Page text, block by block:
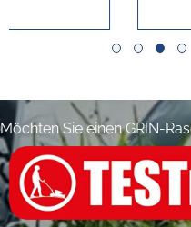
Möchten Sie einen GRIN-